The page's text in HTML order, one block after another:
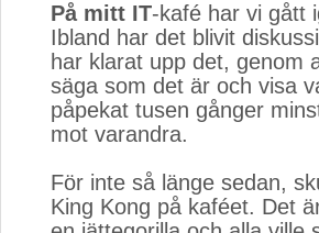
På mitt IT-kafé har vi gått
Ibland har det blivit
har klarat upp det, genom
säga som det är och visa
påpekat tusen gånger
mot varandra.
För inte så länge sedan,
King Kong på kaféet. Det